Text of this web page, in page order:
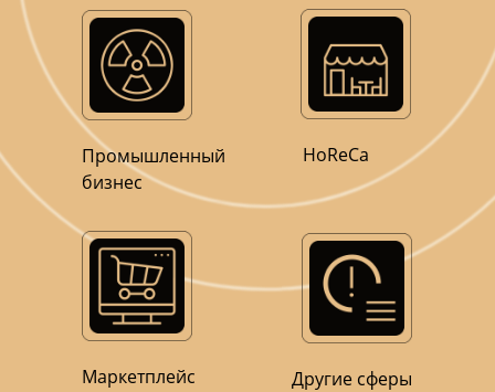
Промышленный
бизнес
HoReCa
Маркетплейс Другие сферы